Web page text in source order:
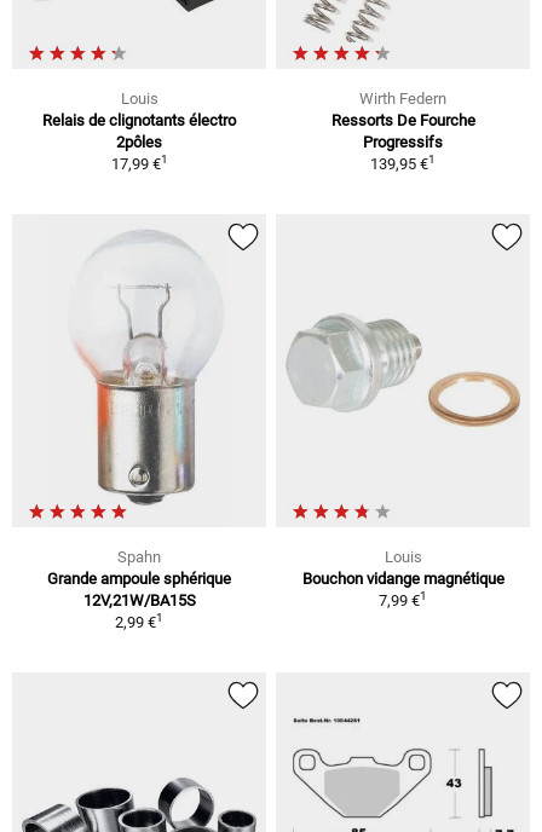
Louis
Relais de clignotants électro
2pôles
17,99 €1
Wirth Federn
Ressorts De Fourche
Progressifs
139,95 €1
Spahn
Grande ampoule sphérique
12V,21W/BA15S
2,99 €1
Louis
Bouchon vidange magnétique
7,99 €1